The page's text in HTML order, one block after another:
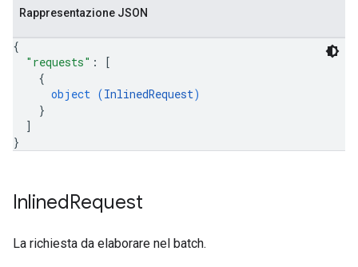
Rappresentazione JSON
{
"requests" :
[
{
object (InlinedRequest)
}
]
}
InlinedRequest
La richiesta da elaborare nel batch.